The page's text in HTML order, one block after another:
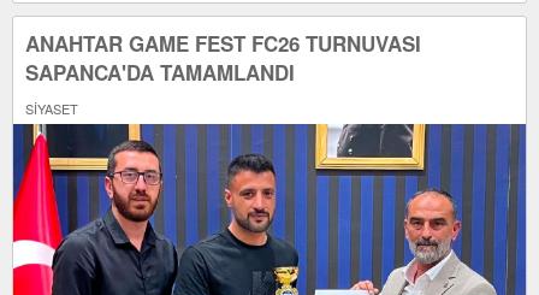
ANAHTAR GAME FEST FC26 TURNUVASI
SAPANCA'DA TAMAMLANDI
SİYASET